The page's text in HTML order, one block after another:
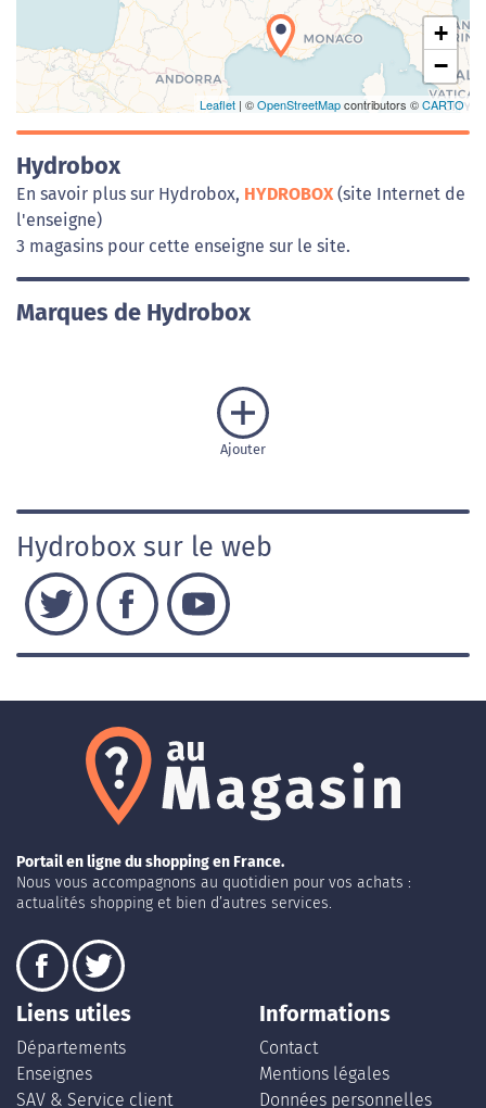
+
−
Leaflet | ©OpenStreetMapcontributors ©CARTO
Hydrobox
En savoir plus sur Hydrobox, HYDROBOX (site Internet de
l'enseigne)
3 magasins pour cette enseigne sur le site.
Marques de Hydrobox
Ajouter
Hydrobox sur le web
Portail en ligne du shopping en France.
Nous vous accompagnons au quotidien pour vos achats :
actualités shopping et bien d’autres services.
Liens utiles
Départements
Enseignes
SAV & Service client
Informations
Contact
Mentions légales
Données personnelles